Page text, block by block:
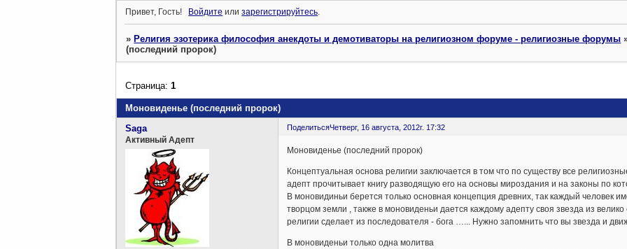
Привет, Гость! Войдите илизарегистрируйтесь.
»Религия эзотерика философия анекдоты и демотиваторы на религиозном форуме - религиозные форумы
(последний пророк)
Моновиденье (последний пророк)
Страница:1
ПоделитьсяЧетверг, 16 августа, 2012г. 17:32
Saga
Активный Адепт
Моновиденье (последний пророк)
Концептуальная основа религии заключается в том что по существу все
адепт прочитывает книгу разводящую его на основы мироздания и на законы по
В моновидиньи берется только основная концепция древних, так каждый человек
творцом земли , также в моновиденьи дается каждому адепту своя звезда из
религии сделает из последователя - бога …... Нужно запомнить что вы звезда и
В моновиденьи только одна молитва